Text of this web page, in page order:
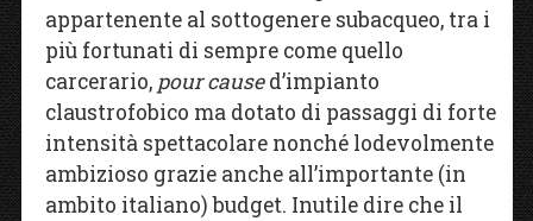
appartenente al sottogenere subacqueo, tra i
più fortunati di sempre come quello
carcerario, pour caused’impianto
claustrofobico ma dotato di passaggi di forte
intensità spettacolare nonché lodevolmente
ambizioso grazie anche all’importante (in
ambito italiano) budget. Inutile dire che il